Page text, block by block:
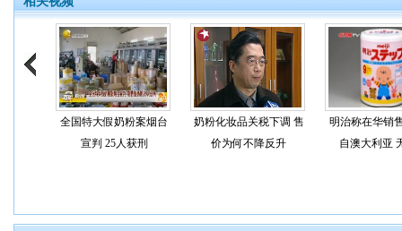
全国特大假奶粉案烟台
宣判 25人获刑
奶粉化妆品关税下调 售
价为何不降反升
明治称在华销
自澳大利亚